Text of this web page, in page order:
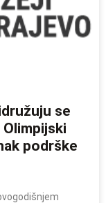
se
podrške